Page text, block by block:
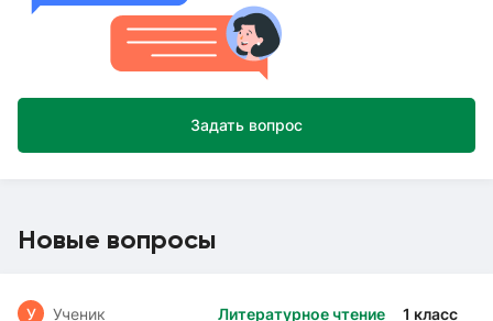
Задать вопрос
Новые вопросы
Литературное чтение 1 класс
У Ученик